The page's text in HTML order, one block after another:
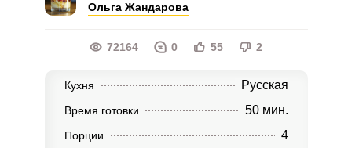
Ольга Жандарова
72164 0 55 2
Кухня Русская
Время готовки 50 мин.
Порции 4